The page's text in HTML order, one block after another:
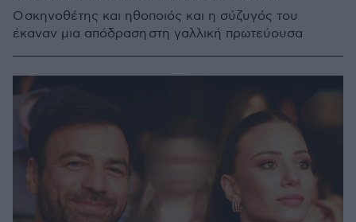
Ο σκηνοθέτης και ηθοποιός και η σύζυγός του
έκαναν μια απόδραση στη γαλλική πρωτεύουσα